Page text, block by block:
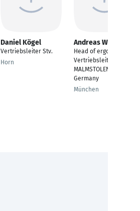
Daniel Kögel
Vertriebsleiter Stv.
Horn
Andreas Wagner
Head of ergonomics &
Vertriebsleiter
MALMSTOLEN |
Germany
München